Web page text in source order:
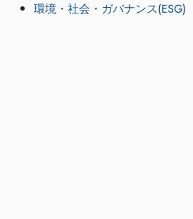
環境・社会・ガバナンス(ESG)